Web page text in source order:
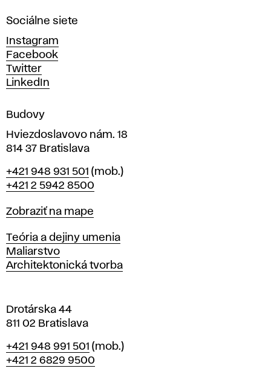
ý
c
h
u
m
e
í
v
r
a
i
l
a
v
Sociálne siete
Instagram
Facebook
Twitter
LinkedIn
Budovy
Hviezdoslavovo nám. 18
814 37 Bratislava
Telefón
+421 948 931 501 (mob.)
+421 2 5942 8500
Mapa
Zobraziť na mape
Katedry
Teória a dejiny umenia
Maliarstvo
Architektonická tvorba
Drotárska 44
811 02 Bratislava
Telefón
+421 948 991 501 (mob.)
+421 2 6829 9500